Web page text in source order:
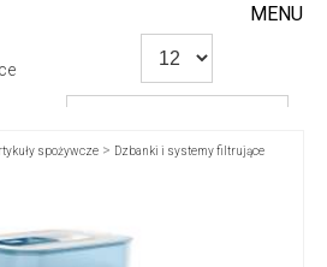
MENU
spożywcze > Dzbanki i systemy filtrujące